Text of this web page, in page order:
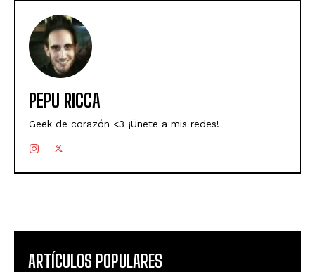
PEPU RICCA
Geek de corazón <3 ¡Únete a mis redes!
ARTÍCULOS POPULARES